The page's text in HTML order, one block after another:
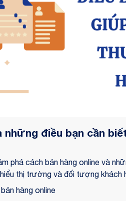
những điều bạn cần
phá cách bán hàng online và
thị trường và đối tượng khách
và những lưu ý quan trọng, bài
trong việc kinh doanh online.
hàng online